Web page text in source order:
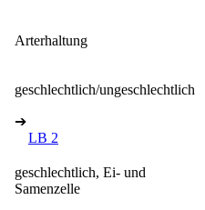
Arterhaltung
geschlechtlich/ungeschlechtlich
➔
LB 2
geschlechtlich, Ei- und
Samenzelle